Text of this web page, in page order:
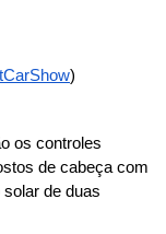
)
os controles
de cabeça com
de duas